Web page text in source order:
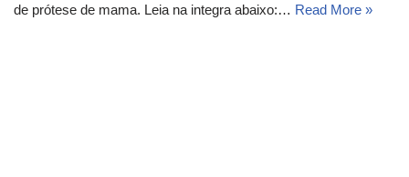
de prótese de mama. Leia na integra abaixo:… Read More »